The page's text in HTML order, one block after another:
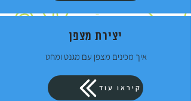
יצירת מצפן
איך מכינים מצפן עם מגנט ומחט
קיראו עוד